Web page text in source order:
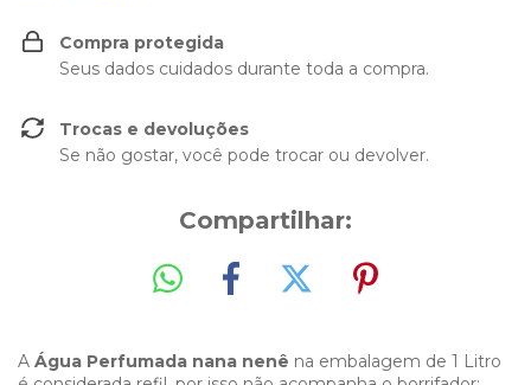
Compra protegida
Seus dados cuidados durante toda a compra.
Trocas e devoluções
Se não gostar, você pode trocar ou devolver.
Compartilhar:
A Água Perfumada nana nenê na embalagem de 1 Litro